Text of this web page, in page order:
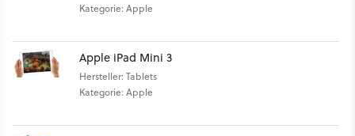
Kategorie: Apple
Apple iPad Mini 3
Hersteller: Tablets
Kategorie: Apple